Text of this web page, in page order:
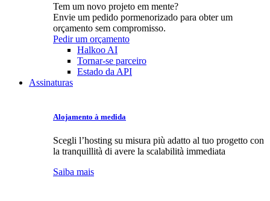
Tem um novo projeto em mente?
Envie um pedido pormenorizado para obter um
orçamento sem compromisso.
Pedir um orçamento
Halkoo AI
Tornar-se parceiro
Estado da API
Assinaturas
Alojamento à medida
Scegli l’hosting su misura più adatto al tuo progetto con
la tranquillità di avere la scalabilità immediata
Saiba mais